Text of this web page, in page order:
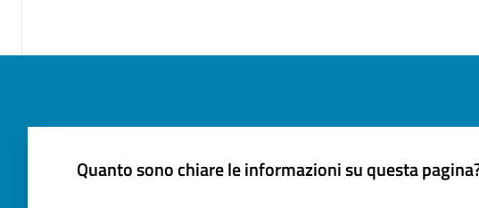
Quanto sono chiare le informazioni su questa